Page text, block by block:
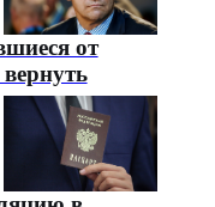
от